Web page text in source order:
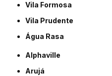
Vila Formosa
Vila Prudente
Água Rasa
Alphaville
Arujá